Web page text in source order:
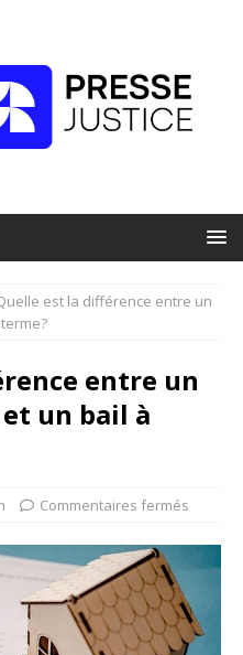
est la différence entre un
entre un
un bail à
Commentaires fermés